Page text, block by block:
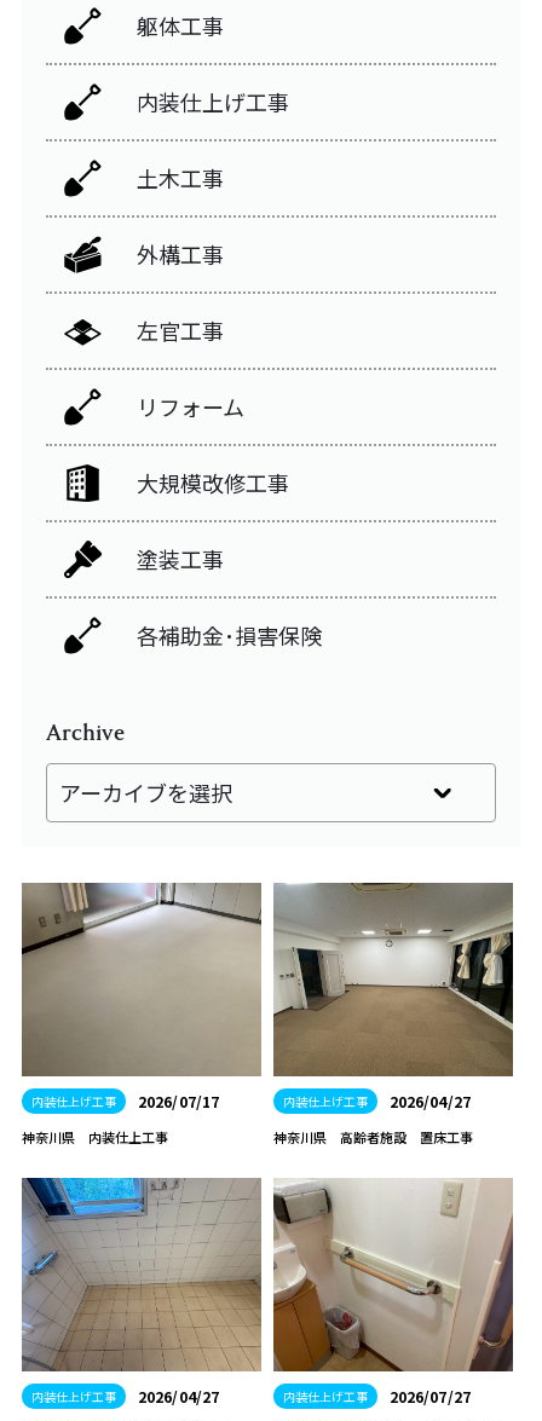
躯体工事
内装仕上げ工事
土木工事
外構工事
左官工事
リフォーム
大規模改修工事
塗装工事
各補助金･損害保険
Archive
アーカイブを選択
内装仕上げ工事 2026/07/17
神奈川県 内装仕上工事
内装仕上げ工事 2026/04/27
神奈川県 高齢者施設 置床工事
内装仕上げ工事 2026/04/27 内装仕上げ工事 2026/07/27